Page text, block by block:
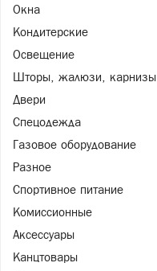
Окна
Кондитерские
Освещение
Шторы, жалюзи, карнизы
Двери
Спецодежда
Газовое оборудование
Разное
Спортивное питание
Комиссионные
Аксессуары
Канцтовары